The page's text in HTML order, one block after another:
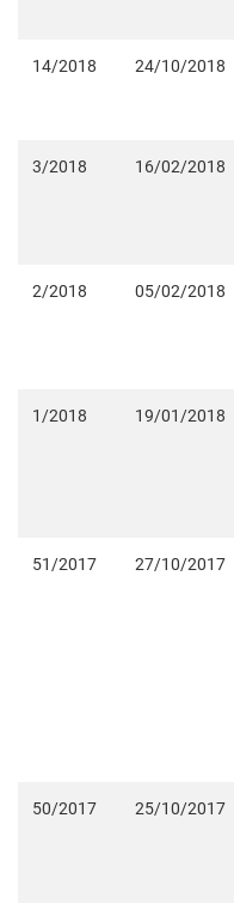
14/2018 24/10/2018
3/2018 16/02/2018
2/2018 05/02/2018
1/2018 19/01/2018
51/2017 27/10/2017
50/2017 25/10/2017